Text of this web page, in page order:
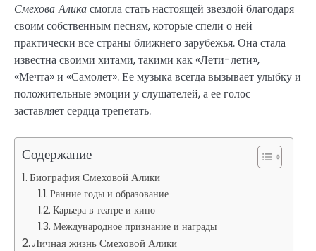
Смехова Аликасмогла стать настоящей звездой благодаря
своим собственным песням, которые спели о ней
практически все страны ближнего зарубежья. Она стала
известна своими хитами, такими как «Лети-лети»,
«Мечта» и «Самолет». Ее музыка всегда вызывает улыбку и
положительные эмоции у слушателей, а ее голос
заставляет сердца трепетать.
Содержание
Биография Смеховой Алики
Ранние годы и образование
Карьера в театре и кино
Международное признание и награды
Личная жизнь Смеховой Алики